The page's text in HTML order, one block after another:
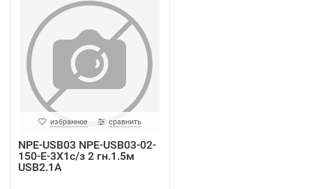
избранное сравнить
NPE-USB03 NPE-USB03-02-
150-E-3X1с/з 2 гн.1.5м
USB2.1A